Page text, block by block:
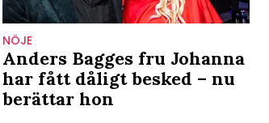
NÖJE
Anders Bagges fru Johanna
har fått dåligt besked – nu
berättar hon